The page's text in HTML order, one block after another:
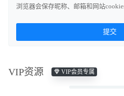
浏览器会保存昵称、邮箱和网站
VIP资源 VIP会员专属